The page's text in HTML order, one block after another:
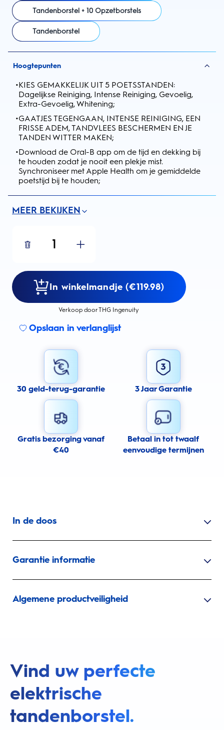
Tandenborstel + 10 Opzetborstels
Tandenborstel
Hoogtepunten
•KIES GEMAKKELIJK UIT 5 POETSSTANDEN:
Dagelijkse Reiniging, Intense Reiniging, Gevoelig,
Extra-Gevoelig, Whitening;
•GAATJES TEGENGAAN, INTENSE REINIGING, EEN
FRISSE ADEM, TANDVLEES BESCHERMEN EN JE
TANDEN WITTER MAKEN;
•Download de Oral-B app om de tijd en dekking bij
te houden zodat je nooit een plekje mist.
Synchroniseer met Apple Health om je gemiddelde
poetstijd bij te houden;
MEER BEKIJKEN
1
In winkelmandje (€119.98)
Verkoop door THG Ingenuity
Opslaan in verlanglijst
30 geld-terug-garantie 3 Jaar Garantie
Gratis bezorging vanaf
€40
Betaal in tot twaalf
eenvoudige termijnen
In de doos
Garantie informatie
Algemene productveiligheid
Vind uw perfecte
elektrische
tandenborstel.